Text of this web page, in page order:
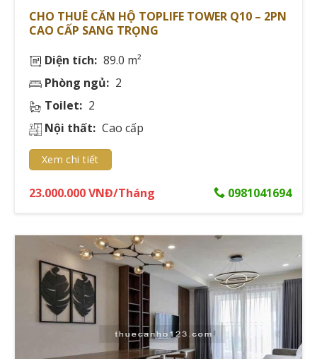
LOẠI CĂN HỘ DIỆN
TÍCH GIÁ THUÊ TRUNG BÌNH
Studio 25-35m²
1 Phòng ngủ
45-55m²
2 Phòng ngủ
3 Phòng ngủ
90-120m²
Nhuận
thông thuận tiện, giá thuê hợp lý hơn 20-30% so với
Quận 1 và Quận 3, đồng thời duy trì chất lượng tiện ích
tương đương.
Xu hướng căn hộ thông minh và xanh
Năm 2025 chứng kiến sự bùng nổ của các căn hộ áp
CHO THUÊ CĂN HỘ TOPLIFE TOWER Q10 – 2PN
CAO CẤP SANG TRỌNG
23.000.000 VNĐ/Tháng
Diện tích: 89.0 m²
Phòng ngủ: 2
Toilet: 2
Nội thất: Cao cấp
0981041694
Xem chi tiết